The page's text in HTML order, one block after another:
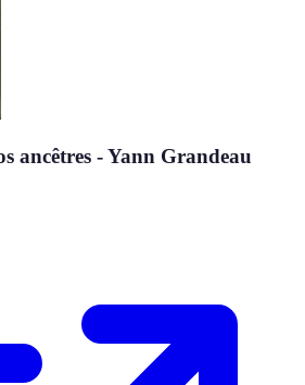
ancêtres - Yann Grandeau